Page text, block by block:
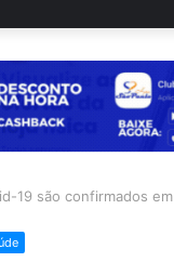
19 são confirmados